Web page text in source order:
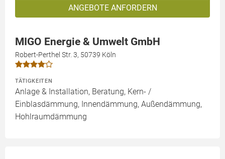
ANGEBOTE ANFORDERN
MIGO Energie & Umwelt GmbH
Robert-Perthel Str. 3, 50739 Köln
TÄTIGKEITEN
Anlage & Installation, Beratung, Kern- /
Einblasdämmung, Innendämmung, Außendämmung,
Hohlraumdämmung